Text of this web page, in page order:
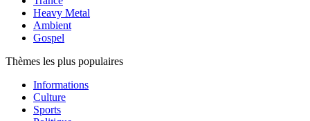
Heavy Metal
Ambient
Gospel
Thèmes les plus populaires
Informations
Culture
Sports